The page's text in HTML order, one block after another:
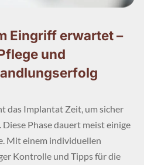
Eingriff erwartet –
und
das Implantat Zeit, um sicher
Phase dauert meist einige
Mit einem individuellen
Kontrolle und Tipps für die